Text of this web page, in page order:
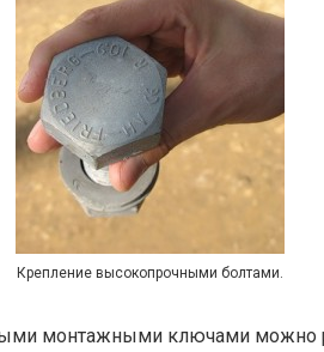
Крепление высокопрочными болтами.
монтажными ключами можно